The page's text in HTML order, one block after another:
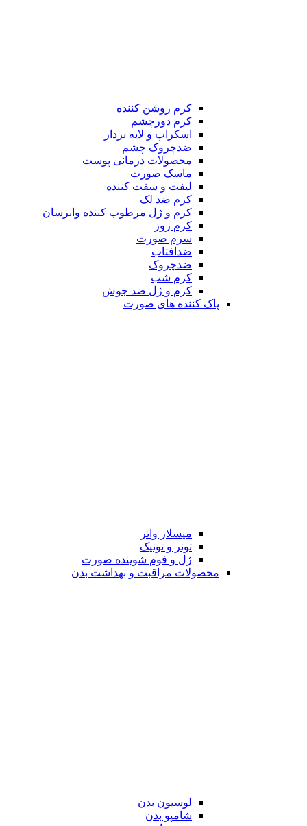
کرم روشن کننده
کرم دورچشم
اسکراپ و لایه بردار
ضدچروک چشم
محصولات درمانی پوست
ماسک صورت
لیفت و سفت کننده
کرم ضد لک
کرم و ژل مرطوب کننده وابرسان
کرم روز
سرم صورت
ضدافتاب
ضدچروک
کرم شب
کرم و ژل ضد جوش
پاک کننده های صورت
میسلار واتر
تونر و تونیک
ژل و فوم شوینده صورت
محصولات مراقبت و بهداشت بدن
لوسیون بدن
شامپو بدن